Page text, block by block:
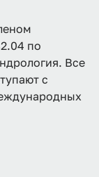
по
Все
с